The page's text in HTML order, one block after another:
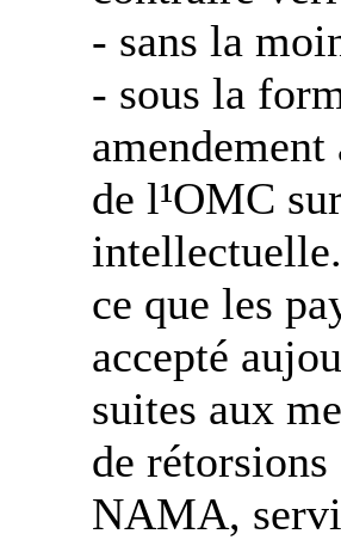
- sans la
- sous la
amendement
de l¹OMC
ce que les
accepté
suites aux
de
NAMA,